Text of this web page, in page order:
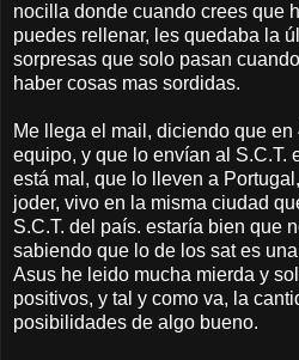
nocilla donde cuando crees que
puedes rellenar, les quedaba la
sorpresas que solo pasan
haber cosas mas sordidas.
Me llega el mail, diciendo que en
equipo, y que lo envían al S.C.T.
está mal, que lo lleven a
joder, vivo en la misma ciudad
S.C.T. del país. estaría bien que
sabiendo que lo de los sat es
Asus he leido mucha mierda y
positivos, y tal y como va, la
posibilidades de algo bueno.